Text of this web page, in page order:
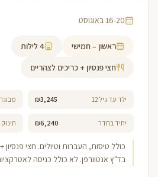
16-20 באוגוסט
ראשון – חמישי 4לילות
חצי פנסיון + כריכים לצהריים
ילד עד גיל 12 ₪3,245
יחיד בחדר ₪6,240
כולל טיסות, העברות וטיולים. חצי
בד"ץ אנטוורפן. לא כולל כניסה